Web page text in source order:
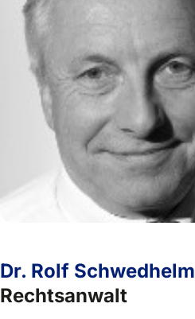
Dr. Rolf Schwedhelm
Rechtsanwalt